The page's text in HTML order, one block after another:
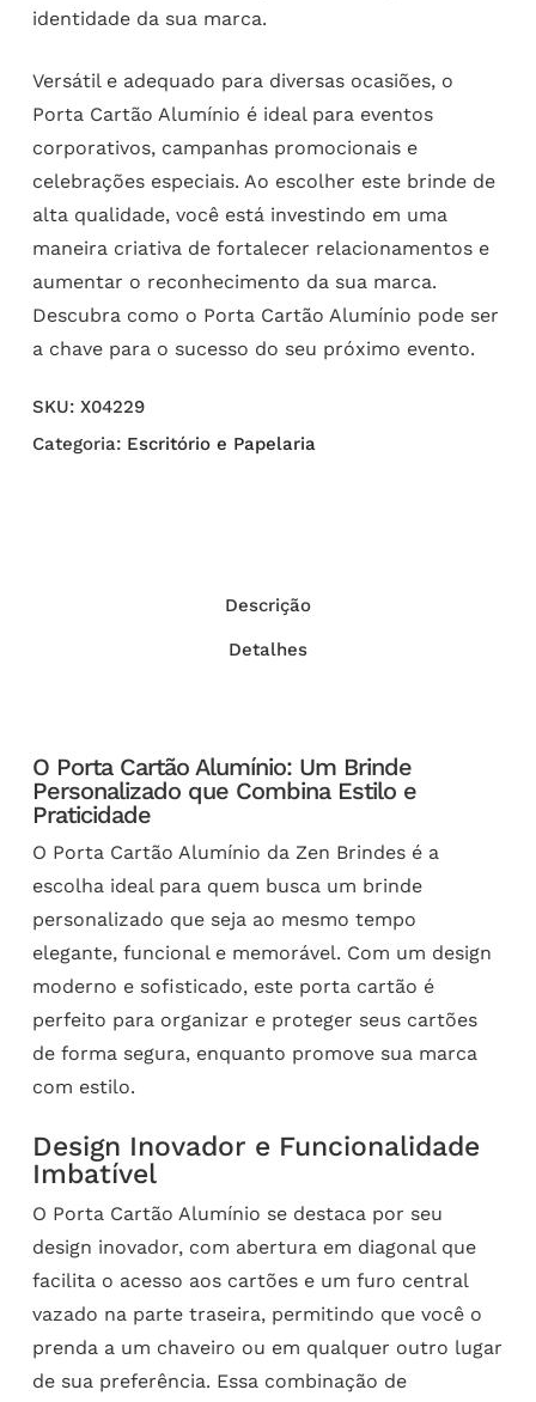
identidade da sua marca.
Versátil e adequado para diversas ocasiões, o
Porta Cartão Alumínio é ideal para eventos
corporativos, campanhas promocionais e
celebrações especiais. Ao escolher este brinde de
alta qualidade, você está investindo em uma
maneira criativa de fortalecer relacionamentos e
aumentar o reconhecimento da sua marca.
Descubra como o Porta Cartão Alumínio pode ser
a chave para o sucesso do seu próximo evento.
SKU: X04229
Categoria: Escritório e Papelaria
Descrição
Detalhes
O Porta Cartão Alumínio: Um Brinde
Personalizado que Combina Estilo e
Praticidade
O Porta Cartão Alumínio da Zen Brindes é a
escolha ideal para quem busca um brinde
personalizado que seja ao mesmo tempo
elegante, funcional e memorável. Com um design
moderno e sofisticado, este porta cartão é
perfeito para organizar e proteger seus cartões
de forma segura, enquanto promove sua marca
com estilo.
Design Inovador e Funcionalidade
Imbatível
O Porta Cartão Alumínio se destaca por seu
design inovador, com abertura em diagonal que
facilita o acesso aos cartões e um furo central
vazado na parte traseira, permitindo que você o
prenda a um chaveiro ou em qualquer outro lugar
de sua preferência. Essa combinação de